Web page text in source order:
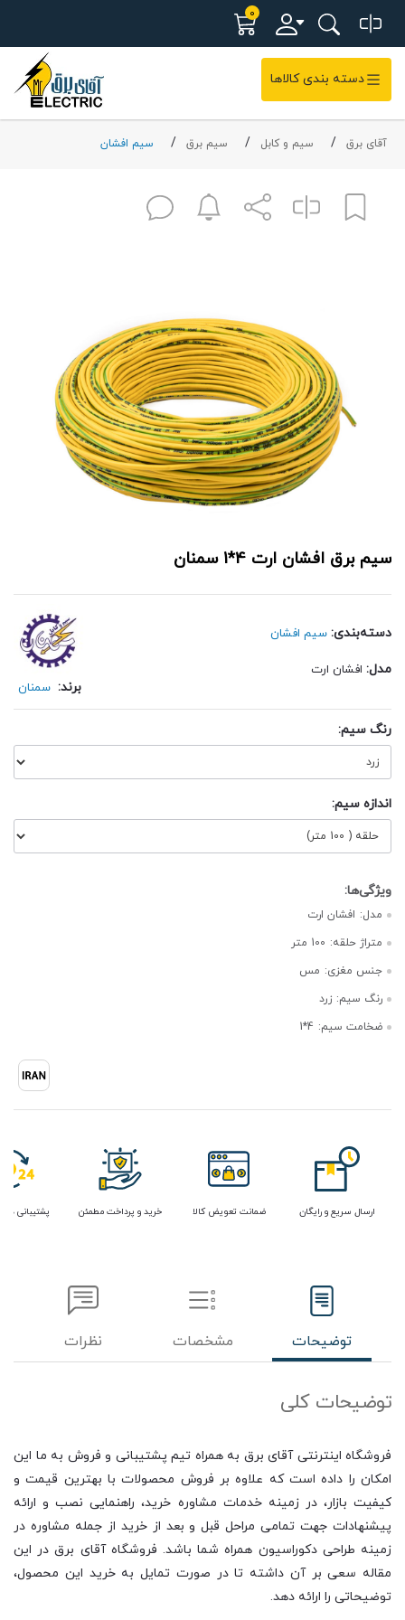
0
دسته بندی کالاها
آقای برق سیم و کابل سیم برق سیم افشان
سیم برق افشان ارت 4*1 سمنان
دسته‌بندی: سیم افشان
مدل: افشان ارت
برند: سمنان
رنگ سیم:
اندازه سیم:
مدل: افشان ارت
متراژ حلقه: 100 متر
جنس مغزی: مس
رنگ سیم: زرد
ضخامت سیم: 4*1
ارسال سریع و رایگان ضمانت تعویض کالا خرید و پرداخت مطمئن پشتیبانی
توضیحات مشخصات نظرات
توضیحات کلی
فروشگاه اینترنتی آقای برق به همراه تیم پشتیبانی و فروش به ما این
امکان را داده است که علاوه بر فروش محصولات با بهترین قیمت و
کیفیت بازار، در زمینه خدمات مشاوره خرید، راهنمایی نصب و ارائه
پیشنهادات جهت تمامی مراحل قبل و بعد از خرید از جمله مشاوره در
زمینه طراحی دکوراسیون همراه شما باشد. فروشگاه آقای برق در این
مقاله سعی بر آن داشته تا در صورت تمایل به خرید این محصول،
توضیحاتی را ارائه دهد.